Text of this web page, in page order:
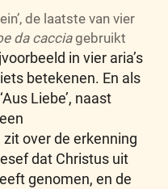
de laatste van vier
da cacciagebruikt
in vier aria’s
betekenen. En als
Liebe’, naast
over de erkenning
dat Christus uit
genomen, en de